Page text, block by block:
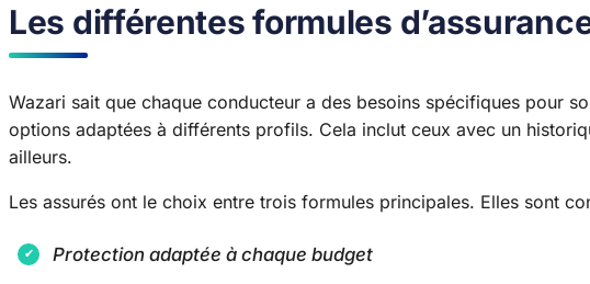
Les différentes formules
Wazari sait que chaque conducteur a des besoins spécifiques pour
options adaptées à différents profils. Cela inclut ceux avec un
ailleurs.
Les assurés ont le choix entre trois formules principales. Elles sont
Protection adaptée à chaque budget